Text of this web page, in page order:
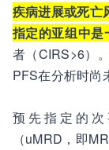
疾病进展或死亡
指定的亚组中是
者（CIRS>6）
PFS在分析时尚
预先指定的
（uMRD，即